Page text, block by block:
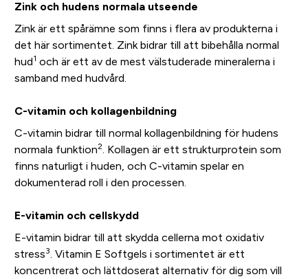
Zink och hudens normala utseende
Zink är ett spårämne som finns i flera av produkterna i
det här sortimentet. Zink bidrar till att bibehålla normal
hud1 och är ett av de mest välstuderade mineralerna i
samband med hudvård.
C-vitamin och kollagenbildning
C-vitamin bidrar till normal kollagenbildning för hudens
normala funktion2. Kollagen är ett strukturprotein som
finns naturligt i huden, och C-vitamin spelar en
dokumenterad roll i den processen.
E-vitamin och cellskydd
E-vitamin bidrar till att skydda cellerna mot oxidativ
stress3 . Vitamin E Softgels i sortimentet är ett
koncentrerat och lättdoserat alternativ för dig som vill